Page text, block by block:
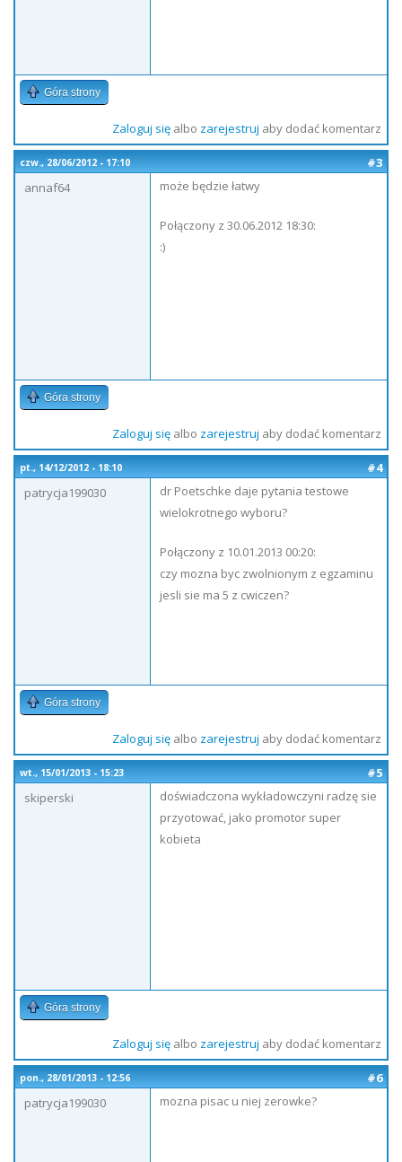
Góra strony
Zaloguj sięalbo zarejestruj aby dodać komentarz
czw., 28/06/2012 - 17:10
#3
annaf64
może będzie łatwy
Połączony z 30.06.2012 18:30:
:)
Góra strony
Zaloguj sięalbo zarejestruj aby dodać komentarz
pt., 14/12/2012 - 18:10
#4
patrycja199030
dr Poetschke daje pytania testowe
wielokrotnego wyboru?
Połączony z 10.01.2013 00:20:
czy mozna byc zwolnionym z egzaminu
jesli sie ma 5 z cwiczen?
Góra strony
Zaloguj sięalbo zarejestruj aby dodać komentarz
wt., 15/01/2013 - 15:23
#5
skiperski
doświadczona wykładowczyni radzę sie
przyotować, jako promotor super
kobieta
Góra strony
Zaloguj sięalbo zarejestruj aby dodać komentarz
pon., 28/01/2013 - 12:56
#6
patrycja199030
mozna pisac u niej zerowke?